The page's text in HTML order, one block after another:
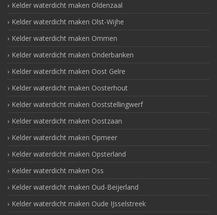
Kelder waterdicht maken Oldenzaal
Kelder waterdicht maken Olst-Wijhe
Kelder waterdicht maken Ommen
Kelder waterdicht maken Onderbanken
Kelder waterdicht maken Oost Gelre
Kelder waterdicht maken Oosterhout
Kelder waterdicht maken Ooststellingwerf
Kelder waterdicht maken Oostzaan
Kelder waterdicht maken Opmeer
Kelder waterdicht maken Opsterland
Kelder waterdicht maken Oss
Kelder waterdicht maken Oud-Beijerland
Kelder waterdicht maken Oude IJsselstreek